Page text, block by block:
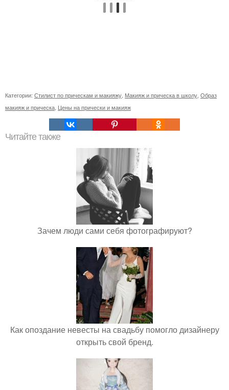
Категории: Стилист по прическам и макияжу Макияж и прическа в школу Образ
макияж и прическа Цены на прически и макияж
Читайте также
Зачем люди сами себя фотографируют?
Как опоздание невесты на свадьбу помогло дизайнеру
открыть свой бренд.